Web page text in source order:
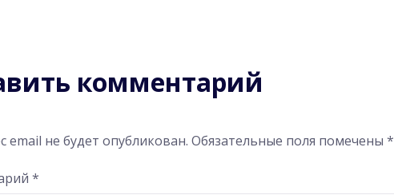
комментарий
email не будет опубликован. Обязательные поля помечены*
*